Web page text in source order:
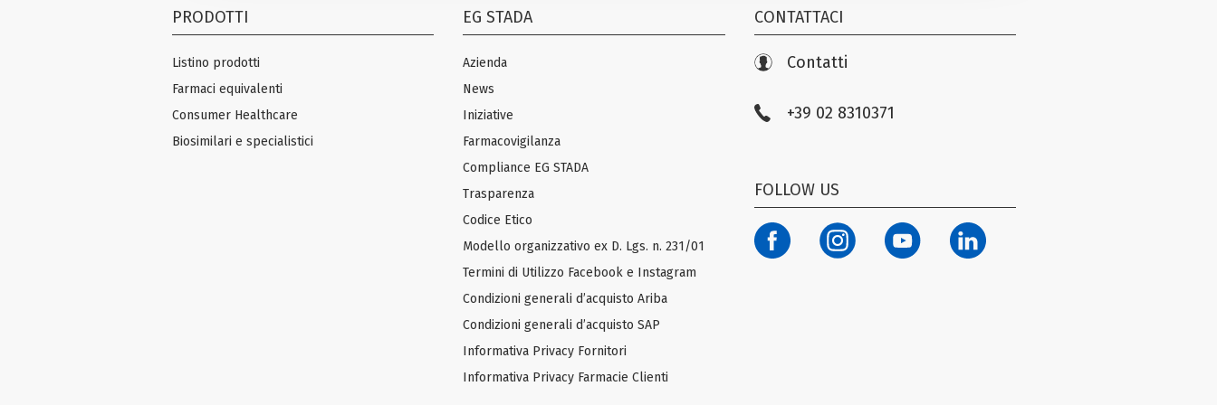
PRODOTTI
Listino prodotti
Farmaci equivalenti
Consumer Healthcare
Biosimilari e specialistici
EG STADA
Azienda
News
Iniziative
Farmacovigilanza
Compliance EG STADA
Trasparenza
Codice Etico
Modello organizzativo ex D. Lgs. n. 231/01
Termini di Utilizzo Facebook e Instagram
Condizioni generali d’acquisto Ariba
Condizioni generali d’acquisto SAP
Informativa Privacy Fornitori
Informativa Privacy Farmacie Clienti
CONTATTACI
Contatti
+39 02 8310371
FOLLOW US